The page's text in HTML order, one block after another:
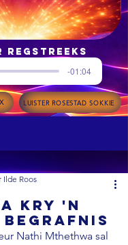
regstreeks
-01:04
LUISTER ROSESTAD SOKKIE
kry 'n
begrafnis
Ilde Roos
Nathi Mthethwa sal